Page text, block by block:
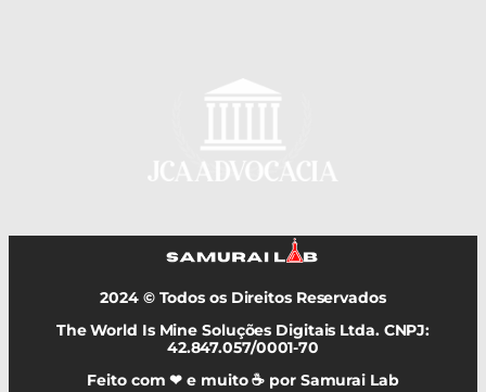
2024 © Todos os Direitos Reservados
The World Is Mine Soluções Digitais Ltda. CNPJ:
42.847.057/0001-70
Feito com ❤ e muito ☕ por Samurai Lab